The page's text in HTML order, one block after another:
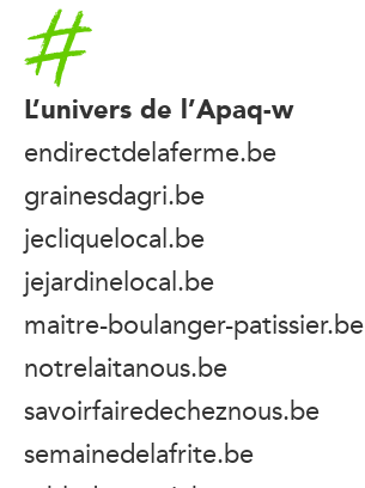
Accueil
L’univers de l’Apaq-w
endirectdelaferme.be
grainesdagri.be
jecliquelocal.be
jejardinelocal.be
maitre-boulanger-patissier.be
notrelaitanous.be
savoirfairedecheznous.be
semainedelafrite.be